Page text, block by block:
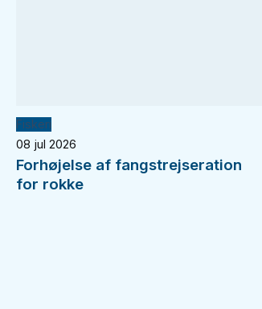
Fiskeri
08 jul 2026
Forhøjelse af fangstrejseration
for rokke